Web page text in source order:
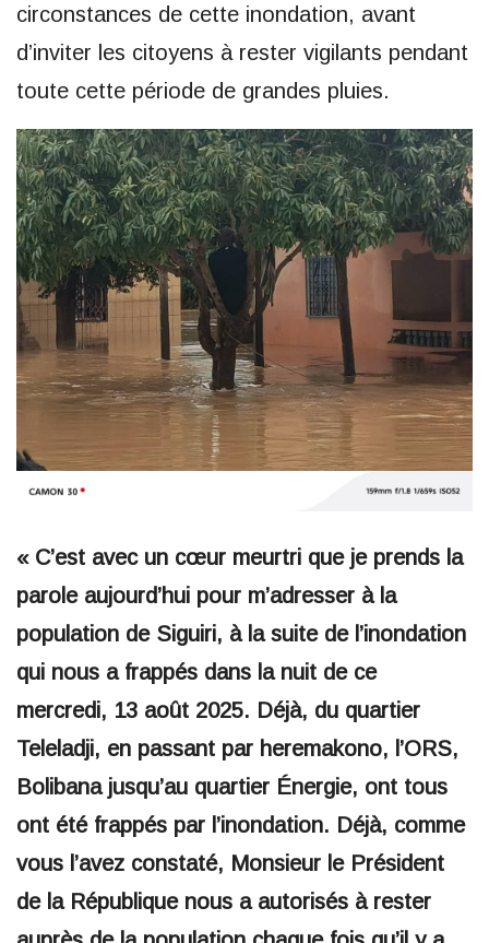
circonstances de cette inondation, avant
d’inviter les citoyens à rester vigilants pendant
toute cette période de grandes pluies.
« C’est avec un cœur meurtri que je prends la
parole aujourd’hui pour m’adresser à la
population de Siguiri, à la suite de l’inondation
qui nous a frappés dans la nuit de ce
mercredi, 13 août 2025. Déjà, du quartier
Teleladji, en passant par heremakono, l’ORS,
Bolibana jusqu’au quartier Énergie, ont tous
ont été frappés par l’inondation. Déjà, comme
vous l’avez constaté, Monsieur le Président
de la République nous a autorisés à rester